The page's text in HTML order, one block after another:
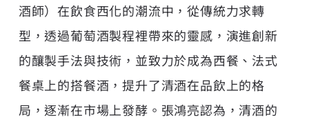
酒師）在飲食西化的潮流中，從傳統力求轉
型，透過葡萄酒製程裡帶來的靈感，演進創新
的釀製手法與技術，並致力於成為西餐、法式
餐桌上的搭餐酒，提升了清酒在品飲上的格
局，逐漸在市場上發酵。張鴻亮認為，清酒的